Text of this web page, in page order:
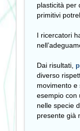
plasticità per
primitivi
I ricercatori
Dai risultati,
diverso
movimento e
esempio con
nelle specie
presente già